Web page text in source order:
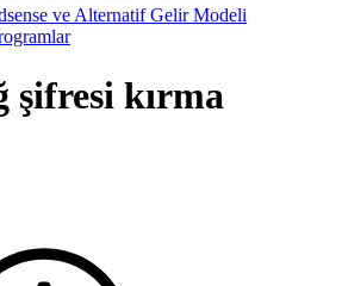
ve Alternatif Gelir Modeli
şifresi kırma